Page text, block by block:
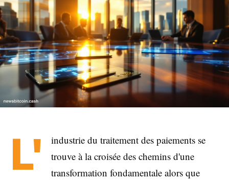
L'
industrie du traitement des paiements se
trouve à la croisée des chemins d'une
transformation fondamentale alors que